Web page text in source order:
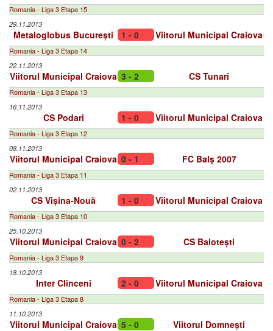
Romania - Liga 3 Etapa 15
29.11.2013
Metaloglobus București 1 - 0 Viitorul Municipal Craiova
Romania - Liga 3 Etapa 14
22.11.2013
Viitorul Municipal Craiova 3 - 2 CS Tunari
Romania - Liga 3 Etapa 13
16.11.2013
CS Podari 1 - 0 Viitorul Municipal Craiova
Romania - Liga 3 Etapa 12
08.11.2013
Viitorul Municipal Craiova 0 - 1 FC Balș 2007
Romania - Liga 3 Etapa 11
02.11.2013
CS Vișina-Nouă 1 - 0 Viitorul Municipal Craiova
Romania - Liga 3 Etapa 10
25.10.2013
Viitorul Municipal Craiova 0 - 2 CS Balotești
Romania - Liga 3 Etapa 9
18.10.2013
Inter Clinceni 2 - 0 Viitorul Municipal Craiova
Romania - Liga 3 Etapa 8
11.10.2013
Viitorul Municipal Craiova 5 - 0 Viitorul Domnești